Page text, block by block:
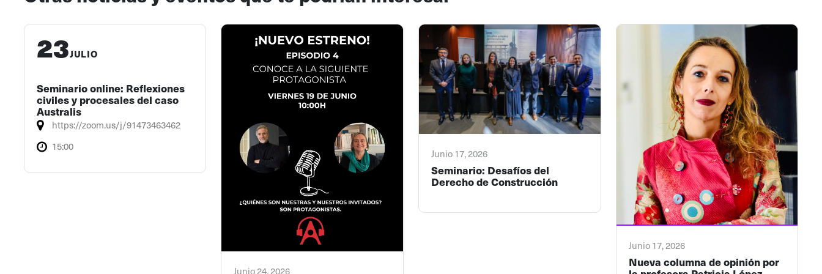
23JULIO
Seminario online: Reflexiones
civiles y procesales del caso
Australis
https://zoom.us/j/91473463462
15:00
Junio 24, 2026
Junio 17, 2026
Seminario: Desafíos del
Derecho de Construcción
Junio 17, 2026
Nueva columna de opinión por